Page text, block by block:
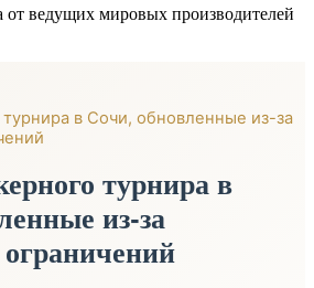
от ведущих мировых производителей
в Сочи, обновленные из-за
турнира в
из-за